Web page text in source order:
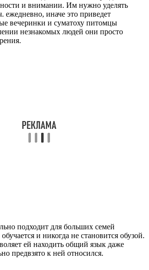
и внимании. Им нужно уделять
ежедневно, иначе это приведет
вечеринки и суматоху питомцы
незнакомых людей они просто
подходит для больших семей
и никогда не становится обузой.
ей находить общий язык даже
предвзято к ней относился.